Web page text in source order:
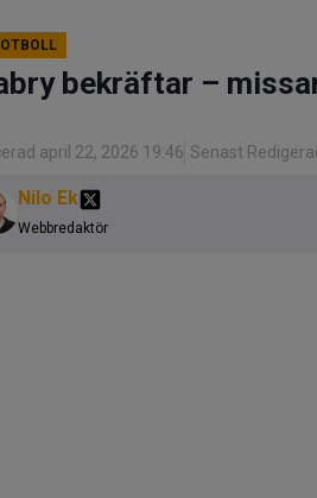
bekräftar –
april 22, 2026 19:46 Senast
Nilo Ek
Webbredaktör